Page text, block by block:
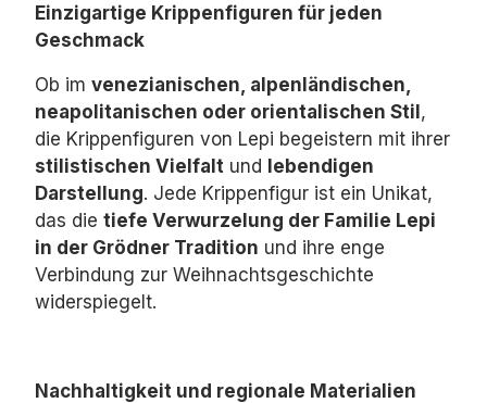
Einzigartige Krippenfiguren für jeden
Geschmack
Ob im venezianischen, alpenländischen,
neapolitanischen oder orientalischen Stil,
die Krippenfiguren von Lepi begeistern mit ihrer
stilistischen Vielfalt und lebendigen
Darstellung. Jede Krippenfigur ist ein Unikat,
das die tiefe Verwurzelung der Familie Lepi
in der Grödner Tradition und ihre enge
Verbindung zur Weihnachtsgeschichte
widerspiegelt.
Nachhaltigkeit und regionale Materialien